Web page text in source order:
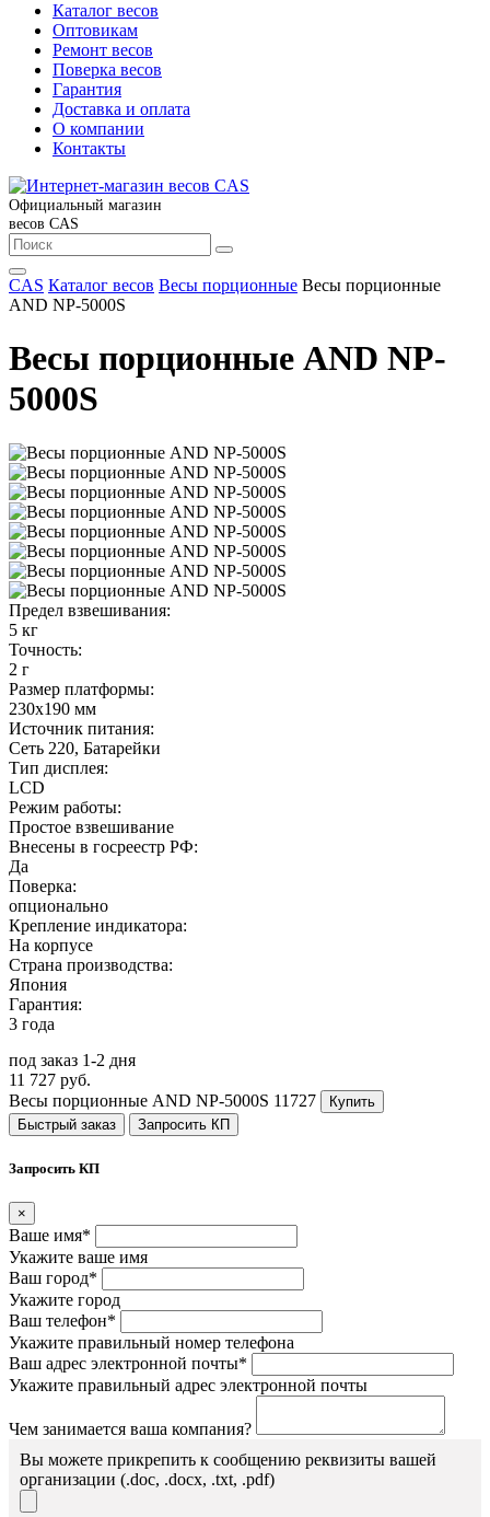
Каталог весов
Оптовикам
Ремонт весов
Поверка весов
Гарантия
Доставка и оплата
О компании
Контакты
Официальный магазин
весов CAS
CAS Каталог весов Весы порционные Вeсы порционные
AND NP-5000S
Вeсы порционные AND NP-
5000S
Предел взвешивания:
5 кг
Точность:
2 г
Размер платформы:
230x190 мм
Источник питания:
Сеть 220, Батарейки
Тип дисплея:
LCD
Режим работы:
Простое взвешивание
Внесены в госреестр РФ:
Да
Поверка:
опционально
Крепление индикатора:
На корпусе
Страна производства:
Япония
Гарантия:
3 года
под заказ 1-2 дня
11 727 руб.
Вeсы порционные AND NP-5000S 11727
Купить
Быстрый заказ
Запросить КП
Запросить КП
×
Ваше имя*
Укажите ваше имя
Ваш город*
Укажите город
Ваш телефон*
Укажите правильный номер телефона
Ваш адрес электронной почты*
Укажите правильный адрес электронной почты
Чем занимается ваша компания?
Вы можете прикрепить к сообщению реквизиты вашей
организации (.doc, .docx, .txt, .pdf)